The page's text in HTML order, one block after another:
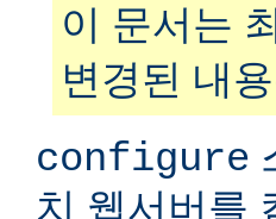
이 문서는
변경된 내
configure
치 웹서버를